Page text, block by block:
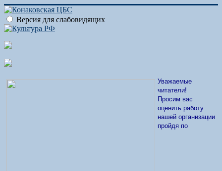
Версия для слабовидящих
Уважаемые
читатели!
Просим вас
оценить работу
нашей организации
пройдя по